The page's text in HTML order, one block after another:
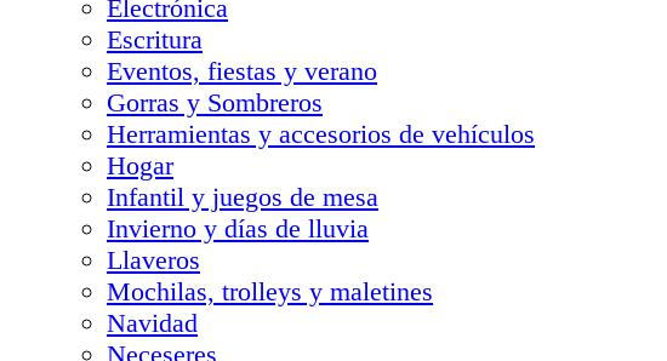
Electrónica
Escritura
Eventos, fiestas y verano
Gorras y Sombreros
Herramientas y accesorios de vehículos
Hogar
Infantil y juegos de mesa
Invierno y días de lluvia
Llaveros
Mochilas, trolleys y maletines
Navidad
Neceseres